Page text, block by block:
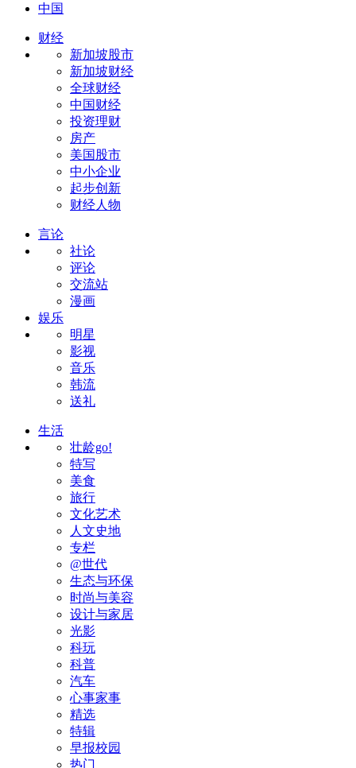
中国
财经
新加坡股市
新加坡财经
全球财经
中国财经
投资理财
房产
美国股市
中小企业
起步创新
财经人物
言论
社论
评论
交流站
漫画
娱乐
明星
影视
音乐
韩流
送礼
生活
壮龄go!
特写
美食
旅行
文化艺术
人文史地
专栏
@世代
生态与环保
时尚与美容
设计与家居
光影
科玩
科普
汽车
心事家事
精选
特辑
早报校园
热门